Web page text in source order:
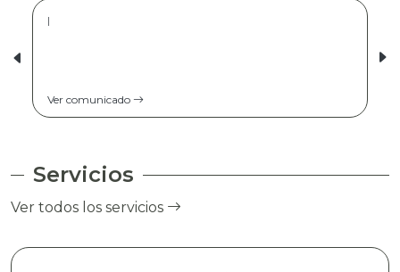
|
Ver comunicado
Servicios
Ver todos los servicios